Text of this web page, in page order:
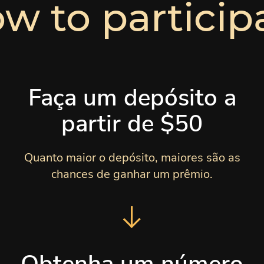
to
Faça um depósito a
partir de $50
Quanto maior o depósito, maiores são as
chances de ganhar um prêmio.